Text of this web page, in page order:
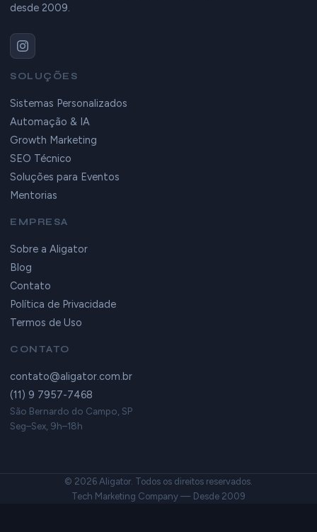
desde 2009.
SOLUÇÕES
Sistemas Personalizados
Automação & IA
Growth Marketing
SEO Técnico
Soluções para Eventos
Mentorias
EMPRESA
Sobre a Aligator
Blog
Contato
Política de Privacidade
Termos de Uso
CONTATO
contato@aligator.com.br
(11) 9 7957-7468
São Bernardo do Campo, SP
Seg–Sex, 9h–18h
© 2026 Aligator. Todos os direitos reservados.
Tech Marketing Company — Desde 2009